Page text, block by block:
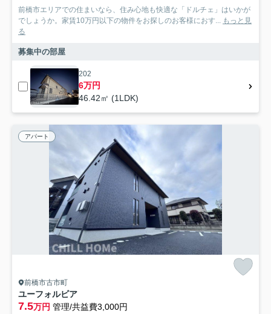
前橋市エリアでの住まいなら、住み心地も快適な「ドルチェ」はいかが
でしょうか。家賃10万円以下の物件をお探しのお客様におす... もっと見
る
募集中の部屋
202
6万円
46.42㎡ (1LDK)
アパート
前橋市古市町
ユーフォルビア
7.5万円 管理/共益費3,000円